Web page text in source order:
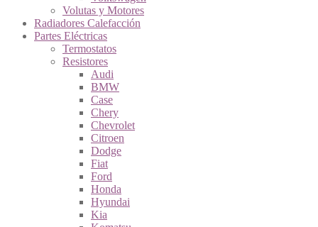
Volutas y Motores
Radiadores Calefacción
Partes Eléctricas
Termostatos
Resistores
Audi
BMW
Case
Chery
Chevrolet
Citroen
Dodge
Fiat
Ford
Honda
Hyundai
Kia